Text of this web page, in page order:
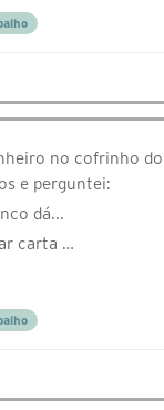
no cofrinho do
e perguntei:
dá...
carta …